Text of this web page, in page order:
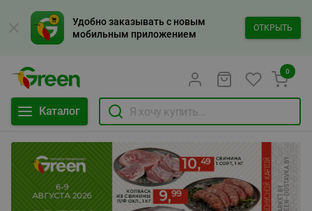
Удобно заказывать с новым
мобильным приложением
ОТКРЫТЬ
Каталог
0